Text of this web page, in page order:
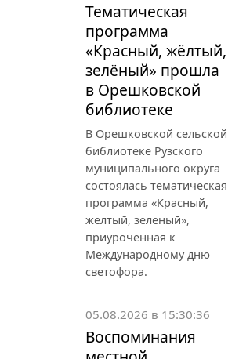
Тематическая
программа
«Красный, жёлтый,
зелёный» прошла
в Орешковской
библиотеке
В Орешковской сельской
библиотеке Рузского
муниципального округа
состоялась тематическая
программа «Красный,
желтый, зеленый»,
приуроченная к
Международному дню
светофора.
05.08.2026 в 15:30:36
Воспоминания